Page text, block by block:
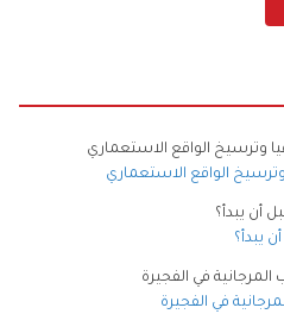
الواقع الاستعماري
يبدأ؟
في الفجيرة